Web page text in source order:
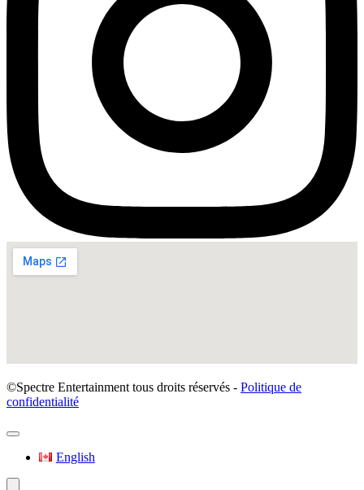
©Spectre Entertainment tous droits réservés - Politique de
confidentialité
English